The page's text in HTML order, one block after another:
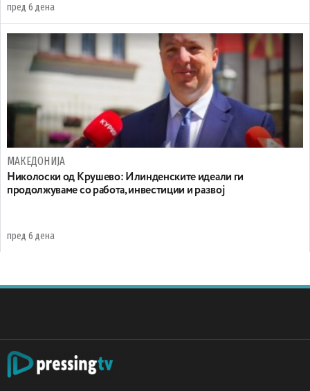
пред 6 дена
МАКЕДОНИЈА
Николоски од Крушево: Илинденските идеали ги
продолжуваме со работа, инвестиции и развој
пред 6 дена